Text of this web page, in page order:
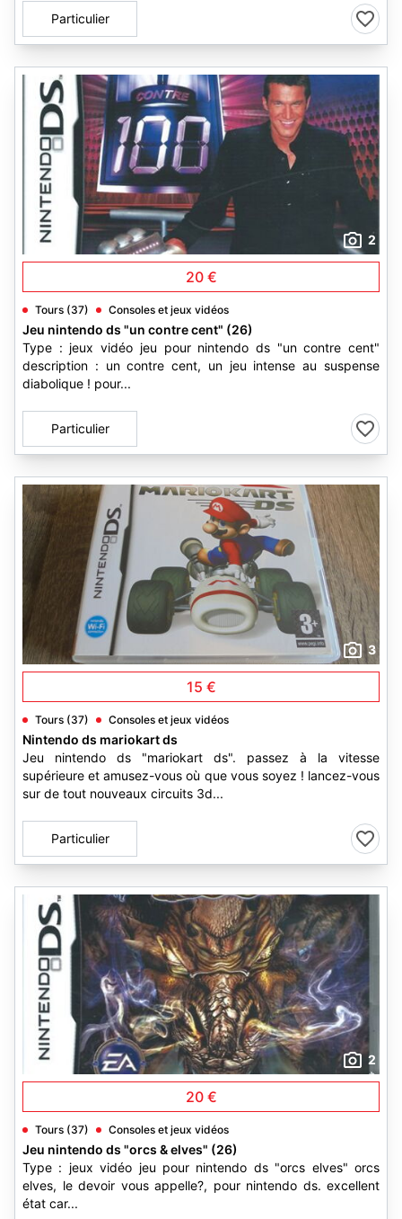
Particulier
2
20 €
Tours (37) Consoles et jeux vidéos
Jeu nintendo ds "un contre cent" (26)
Type : jeux vidéo jeu pour nintendo ds "un contre cent"
description : un contre cent, un jeu intense au suspense
diabolique ! pour...
Particulier
3
15 €
Tours (37) Consoles et jeux vidéos
Nintendo ds mariokart ds
Jeu nintendo ds "mariokart ds". passez à la vitesse
supérieure et amusez-vous où que vous soyez ! lancez-vous
sur de tout nouveaux circuits 3d...
Particulier
2
20 €
Tours (37) Consoles et jeux vidéos
Jeu nintendo ds "orcs & elves" (26)
Type : jeux vidéo jeu pour nintendo ds "orcs elves" orcs
elves, le devoir vous appelle?, pour nintendo ds. excellent
état car...